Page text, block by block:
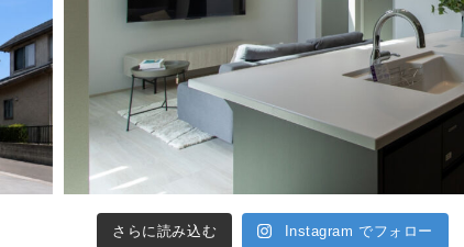
さらに読み込む Instagram でフォロー